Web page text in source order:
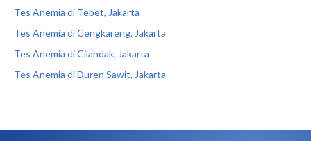
Tes Anemia di Tebet, Jakarta
Tes Anemia di Cengkareng, Jakarta
Tes Anemia di Cilandak, Jakarta
Tes Anemia di Duren Sawit, Jakarta